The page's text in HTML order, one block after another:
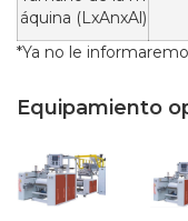
áquina (LxAnxAl)
*Ya no le
Equipamiento